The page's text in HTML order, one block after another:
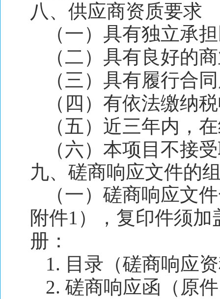
八、供应商资质要求
（一）具有独立承
（二）具有良好的
（三）具有履行合
（四）有依法缴纳
（五）近三年内，
（六）本项目不接
九、磋商响应文件的
（一）磋商响应文
附件1），复印件须
册：
1. 目录（磋商响应
2. 磋商响应函（原